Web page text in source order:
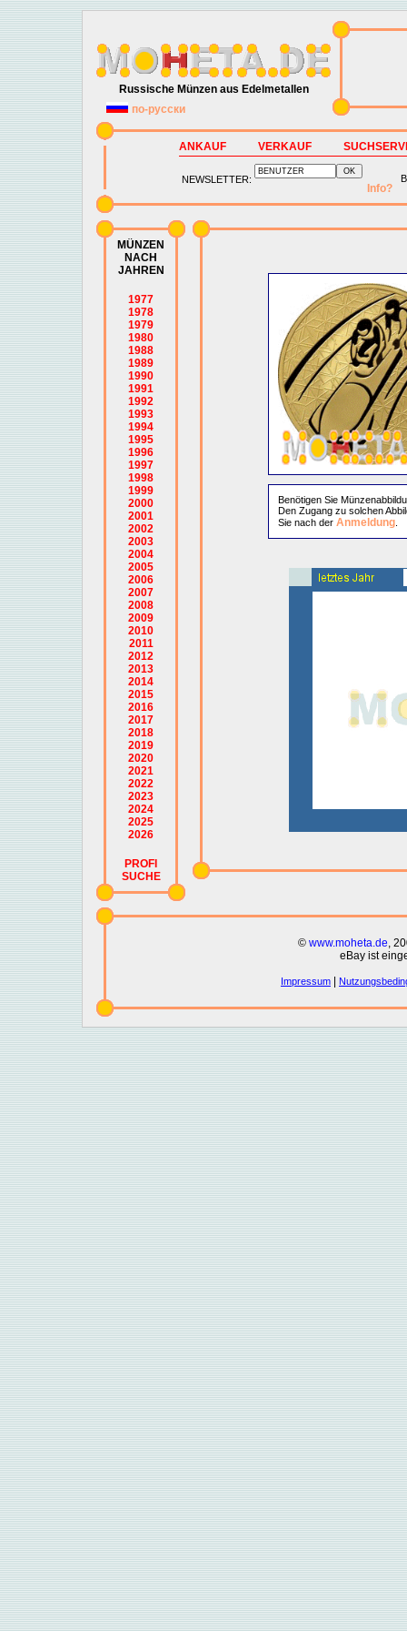
Russische Münzen aus Edelmetallen
по-русски
ANKAUF VERKAUF
NEWSLETTER:
Info?
MÜNZEN
NACH
JAHREN
1977
1978
1979
1980
1988
1989
1990
1991
1992
1993
1994
1995
1996
1997
1998
1999
2000
2001
2002
2003
2004
2005
2006
2007
2008
2009
2010
2011
2012
2013
2014
2015
2016
2017
2018
2019
2020
2021
2022
2023
2024
2025
2026
PROFI
SUCHE
Benötigen Sie
Den Zugang zu solchen
Sie nach der Anmeldung.
© www.moheta.de,
eBay ist
Impressum